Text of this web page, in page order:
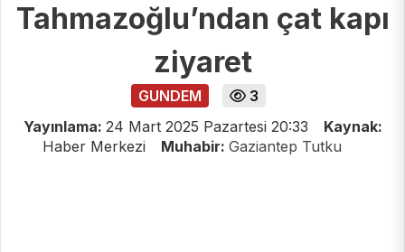
Tahmazoğlu’ndan çat kapı
ziyaret
GUNDEM
3
Yayınlama: 24 Mart 2025 Pazartesi 20:33
Kaynak:
Haber Merkezi
Muhabir: Gaziantep Tutku